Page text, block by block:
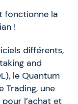
fonctionne la
!
différents,
and
le Quantum
Trading, une
l’achat et